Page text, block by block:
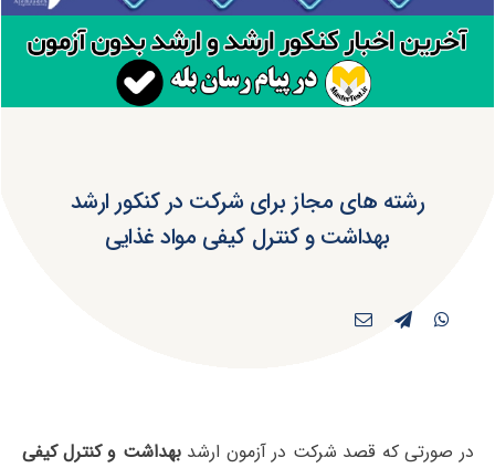
رشته های مجاز برای شرکت در کنکور ارشد
بهداشت و کنترل کیفی مواد غذایی
در صورتی که قصد شرکت در آزمون ارشدبهداشت و کنترل کیفی